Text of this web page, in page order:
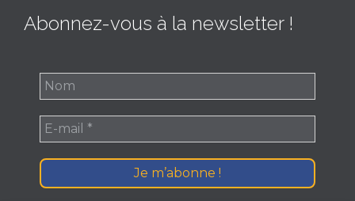
Abonnez-vous à la newsletter !